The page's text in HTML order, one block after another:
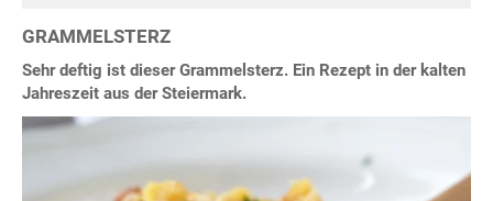
GRAMMELSTERZ
Sehr deftig ist dieser Grammelsterz. Ein Rezept in der kalten
Jahreszeit aus der Steiermark.